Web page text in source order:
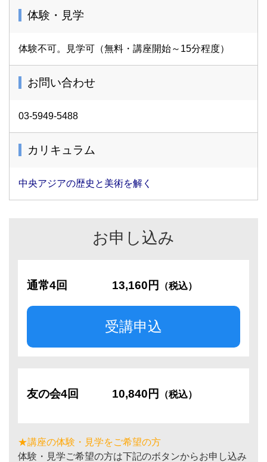
体験・見学
体験不可。見学可（無料・講座開始～15分程度）
お問い合わせ
03-5949-5488
カリキュラム
中央アジアの歴史と美術を解く
お申し込み
通常4回 13,160円 （税込）
受講申込
友の会4回 10,840円 （税込）
★講座の体験・見学をご希望の方
体験・見学ご希望の方は下記のボタンからお申し込み